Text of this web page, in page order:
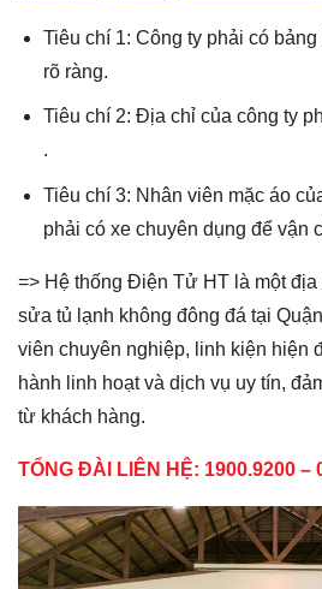
Tiêu chí 1: Công ty phải có
rõ ràng.
Tiêu chí 2: Địa chỉ của công ty
.
Tiêu chí 3: Nhân viên mặc áo
phải có xe chuyên dụng để vận
=> Hệ thống Điện Tử HT là một địa
sửa tủ lạnh không đông đá tại
viên chuyên nghiệp, linh kiện hiện
hành linh hoạt và dịch vụ uy tín,
từ khách hàng.
TỔNG ĐÀI LIÊN HỆ: 1900.9200 –